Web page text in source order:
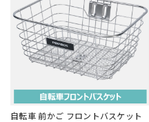
自転車 前かご フロントバスケット